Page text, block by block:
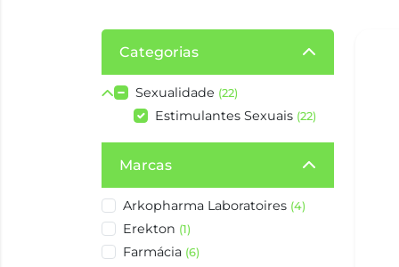
Categorias
Sexualidade (22)
Estimulantes Sexuais (22)
Marcas
Arkopharma Laboratoires (4)
Erekton (1)
Farmácia (6)